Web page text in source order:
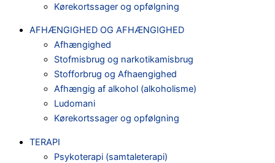
Kørekortssager og opfølgning
AFHÆNGIGHED OG AFHÆNGIGHED
Afhængighed
Stofmisbrug og narkotikamisbrug
Stofforbrug og Afhaengighed
Afhængig af alkohol (alkoholisme)
Ludomani
Kørekortssager og opfølgning
TERAPI
Psykoterapi (samtaleterapi)